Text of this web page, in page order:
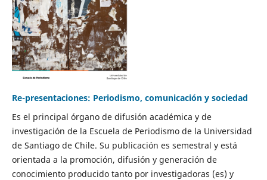
Re-presentaciones: Periodismo, comunicación y sociedad
Es el principal órgano de difusión académica y de
investigación de la Escuela de Periodismo de la Universidad
de Santiago de Chile. Su publicación es semestral y está
orientada a la promoción, difusión y generación de
conocimiento producido tanto por investigadoras (es) y